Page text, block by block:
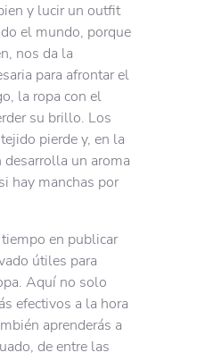
y lucir un outfit
el mundo, porque
nos da la
para afrontar el
la ropa con el
su brillo. Los
pierde y, en la
un aroma
hay manchas por
en publicar
útiles para
Aquí no solo
efectivos a la hora
aprenderás a
de entre las